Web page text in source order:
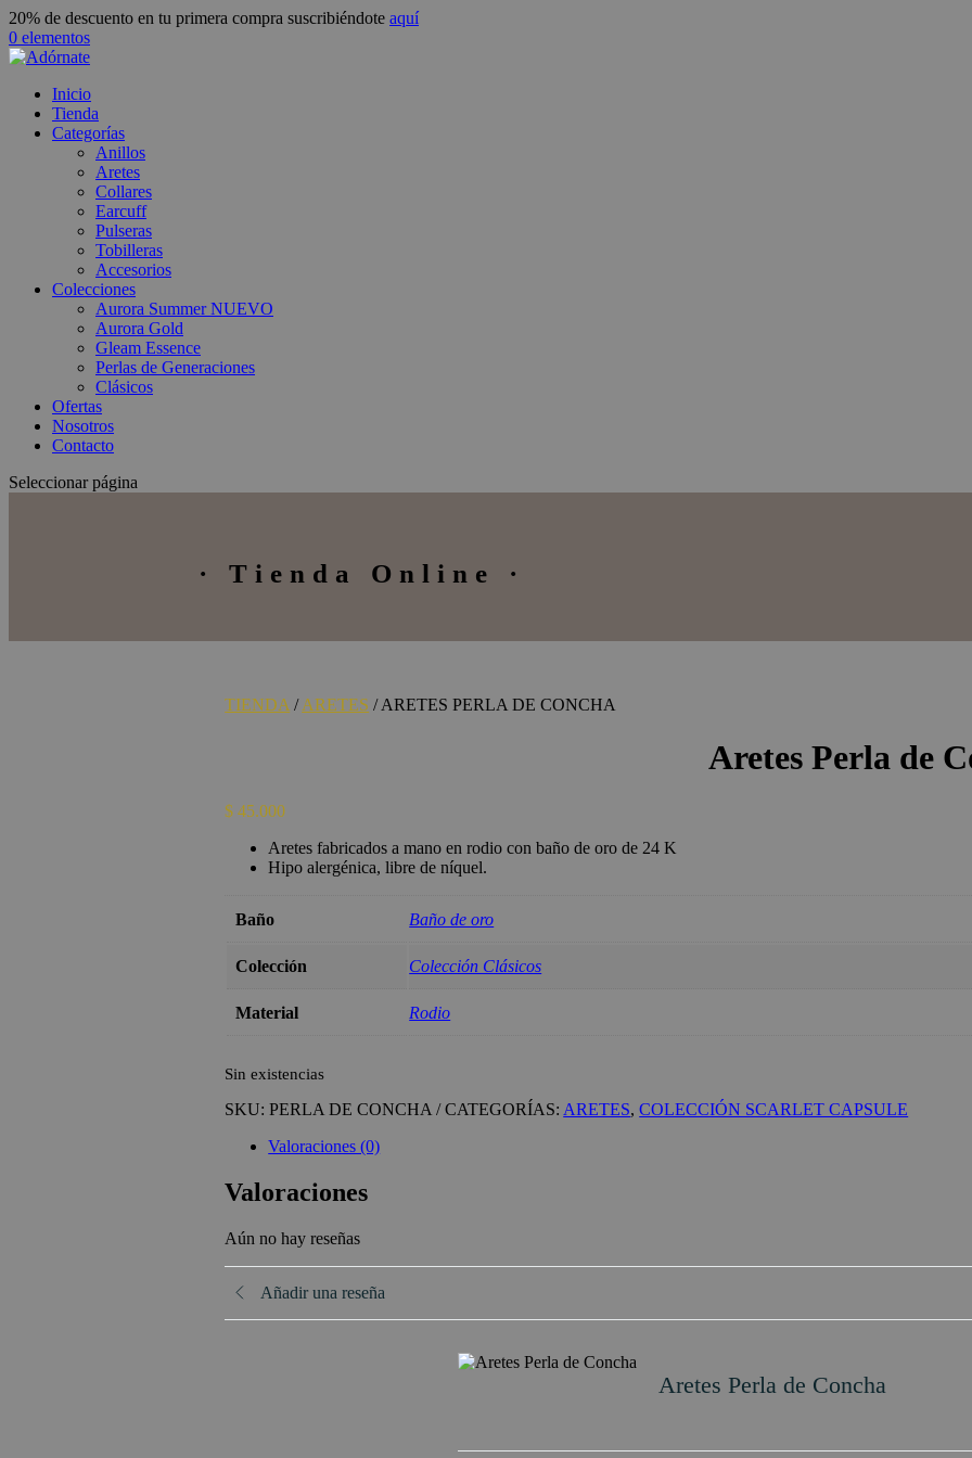
20% de descuento en tu primera compra suscribiéndote aquí
0 elementos
Inicio
Tienda
Categorías
Anillos
Aretes
Collares
Earcuff
Pulseras
Tobilleras
Accesorios
Colecciones
Aurora SummerNUEVO
Aurora Gold
Gleam Essence
Perlas de Generaciones
Clásicos
Ofertas
Nosotros
Contacto
Seleccionar página
· Tienda Online ·
TIENDA /ARETES / ARETES PERLA DE CONCHA
Aretes Perla de
$ 45.000
Aretes fabricados a mano en rodio con baño de oro de 24 K
Hipo alergénica, libre de níquel.
Baño Baño de oro
Colección Colección Clásicos
Material Rodio
Sin existencias
SKU:PERLA DE CONCHA CATEGORÍAS: ARETES,COLECCIÓN SCARLET CAPSULE
Valoraciones (0)
Valoraciones
Aún no hay reseñas
Añadir una reseña
Aretes Perla de Concha